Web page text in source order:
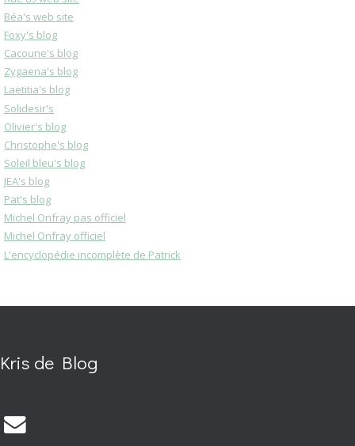
Béa's web site
Foxy's blog
Cacoune's blog
Zygaena's blog
Laetitia's blog
Solidesir's
Olivier's blog
Christophe's blog
Soleil bleu's blog
JEA's blog
Pat's blog
Michel Onfray pas officiel
Michel Onfray officiel
L'encyclopédie incomplète de Patrick
Kris de Blog